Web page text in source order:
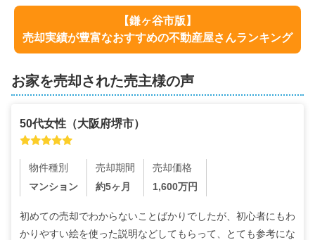
【鎌ヶ谷市版】
売却実績が豊富なおすすめの不動産屋さんランキング
お家を売却された売主様の声
50代女性 （大阪府堺市）
物件種別
マンション
売却期間
約5ヶ月
売却価格
1,600万円
初めての売却でわからないことばかりでしたが、初心者にもわ
かりやすい絵を使った説明などしてもらって、とても参考にな